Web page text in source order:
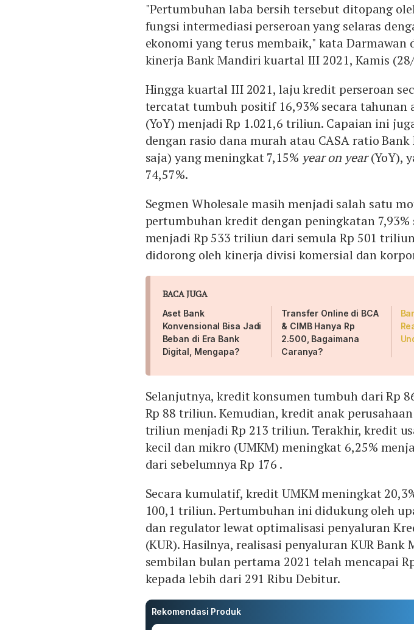
"Pertumbuhan laba bersih tersebut ditopang
fungsi intermediasi perseroan yang selaras
ekonomi yang terus membaik," kata Darmawan
kinerja Bank Mandiri kuartal III 2021, Kamis
Hingga kuartal III 2021, laju kredit perseroan
tercatat tumbuh positif 16,93% secara tahunan
(YoY) menjadi Rp 1.021,6 triliun. Capaian ini
dengan rasio dana murah atau CASA ratio
saja) yang meningkat 7,15% year on year(YoY),
74,57%.
Segmen Wholesale masih menjadi salah satu
pertumbuhan kredit dengan peningkatan 7,93%
menjadi Rp 533 triliun dari semula Rp 501
didorong oleh kinerja divisi komersial dan
BACA JUGA
Aset Bank
Konvensional Bisa Jadi
Beban di Era Bank
Digital, Mengapa?
Transfer Online di BCA
& CIMB Hanya Rp
2.500, Bagaimana
Caranya?
Selanjutnya, kredit konsumen tumbuh dari Rp
Rp 88 triliun. Kemudian, kredit anak
triliun menjadi Rp 213 triliun. Terakhir, kredit
kecil dan mikro (UMKM) meningkat 6,25%
dari sebelumnya Rp 176 .
Secara kumulatif, kredit UMKM meningkat
100,1 triliun. Pertumbuhan ini didukung oleh
dan regulator lewat optimalisasi penyaluran
(KUR). Hasilnya, realisasi penyaluran KUR Bank
sembilan bulan pertama 2021 telah mencapai
kepada lebih dari 291 Ribu Debitur.
Rekomendasi Produk